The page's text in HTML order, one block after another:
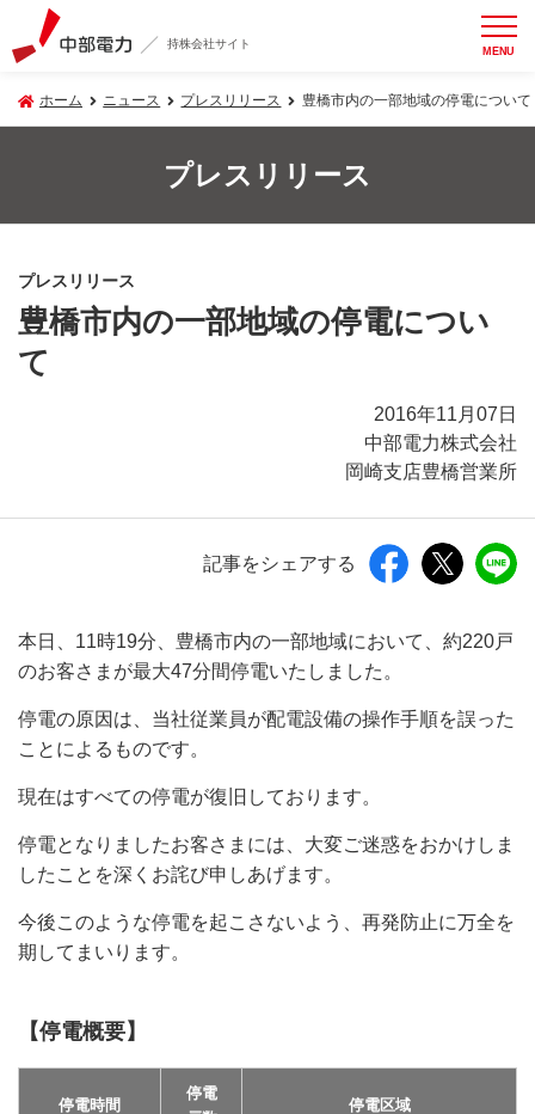
持株会社サイト MENU
ホーム ニュース プレスリリース 豊橋市内の一部地域の停電について
プレスリリース
プレスリリース
豊橋市内の一部地域の停電につい
て
2016年11月07日
中部電力株式会社
岡崎支店豊橋営業所
記事をシェアする
本日、11時19分、豊橋市内の一部地域において、約220戸
のお客さまが最大47分間停電いたしました。
停電の原因は、当社従業員が配電設備の操作手順を誤った
ことによるものです。
現在はすべての停電が復旧しております。
停電となりましたお客さまには、大変ご迷惑をおかけしま
したことを深くお詫び申しあげます。
今後このような停電を起こさないよう、再発防止に万全を
期してまいります。
【停電概要】
停電時間
停電
停電区域